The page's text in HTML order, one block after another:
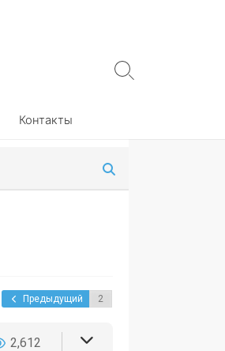
Контакты
Search
Предыдущий
2,612